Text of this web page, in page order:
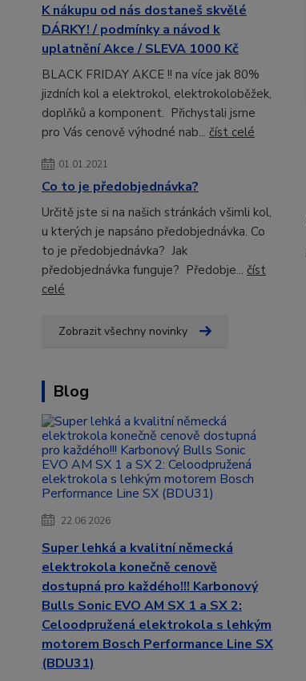
K nákupu od nás dostaneš skvělé
DÁRKY! / podmínky a návod k
uplatnění Akce / SLEVA 1000 Kč
BLACK FRIDAY AKCE !! na více jak 80%
jizdních kol a elektrokol, elektrokoloběžek,
doplňků a komponent. Přichystali jsme
pro Vás cenově výhodné nab... číst celé
01.01.2021
Co to je předobjednávka?
Určitě jste si na našich stránkách všimli kol,
u kterých je napsáno předobjednávka. Co
to je předobjednávka? Jak
předobjednávka funguje? Předobje... číst
celé
Zobrazit všechny novinky
Blog
22.06.2026
Super lehká a kvalitní německá
elektrokola konečně cenově
dostupná pro každého!!! Karbonový
Bulls Sonic EVO AM SX 1 a SX 2:
Celoodpružená elektrokola s lehkým
motorem Bosch Performance Line SX
(BDU31)